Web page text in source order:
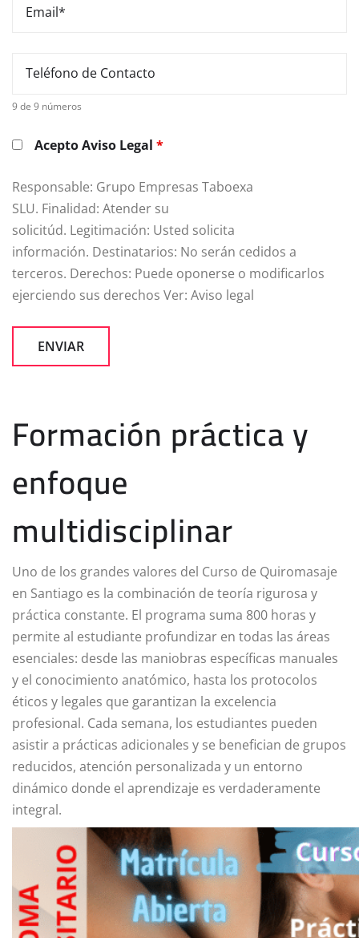
9 de 9 números
Acepto Aviso Legal*
Responsable: Grupo Empresas Taboexa
SLU. Finalidad: Atender su
solicitúd. Legitimación: Usted solicita
información. Destinatarios: No serán cedidos a
terceros. Derechos: Puede oponerse o modificarlos
ejerciendo sus derechos Ver: Aviso legal
Formación práctica y
enfoque
multidisciplinar
Uno de los grandes valores del Curso de Quiromasaje
en Santiago es la combinación de teoría rigurosa y
práctica constante. El programa suma 800 horas y
permite al estudiante profundizar en todas las áreas
esenciales: desde las maniobras específicas manuales
y el conocimiento anatómico, hasta los protocolos
éticos y legales que garantizan la excelencia
profesional. Cada semana, los estudiantes pueden
asistir a prácticas adicionales y se benefician de grupos
reducidos, atención personalizada y un entorno
dinámico donde el aprendizaje es verdaderamente
integral.